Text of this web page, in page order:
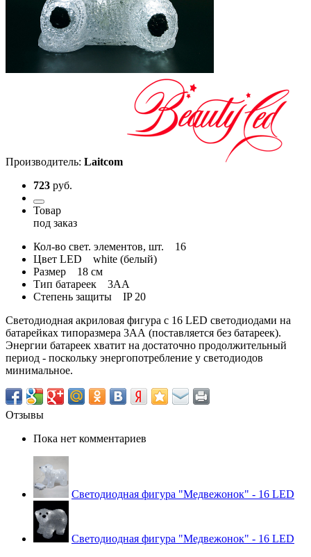
Производитель: Laitcom
723 руб.
Товар
под заказ
Кол-во свет. элементов, шт. 16
Цвет LED white (белый)
Размер 18 см
Тип батареек 3АА
Степень защиты IP 20
Светодиодная акриловая фигура с 16 LED светодиодами на
батарейках типоразмера 3АА (поставляется без батареек).
Энергии батареек хватит на достаточно продолжительный
период - поскольку энергопотребление у светодиодов
минимальное.
Отзывы
Пока нет комментариев
Светодиодная фигура "Медвежонок" - 16 LED
Светодиодная фигура "Медвежонок" - 16 LED